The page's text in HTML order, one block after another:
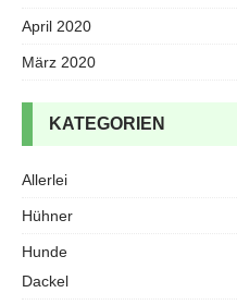
April 2020
März 2020
KATEGORIEN
Allerlei
Hühner
Hunde
Dackel